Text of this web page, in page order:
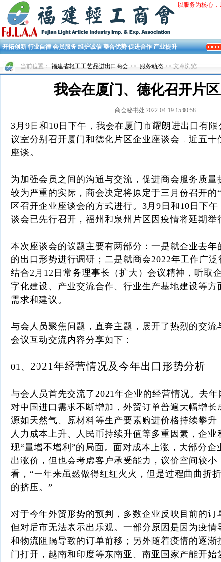
以服务为核心
开拓创新 行业自律 会员服务 维护诚信 整合优势 促进合作 产业提升
当前位置： 福建省轻工工艺品进出口商会 >> 服务动态 >> 文章浏览
我会在厦门、德化召开片
商会秘书处 2022-04-19 15:00:58
3月9日和10日下午，我会在厦门市耀朗进出口有
议室分别召开厦门和德化片区企业座谈会，近五十
座谈。
为加强会员之间的沟通与交流，促进商会服务质量
较为严重的实际，商会决定将原定于三月份召开的
区召开企业座谈会的方式进行。3月9日和10日下
谈会已先行召开，福州和泉州片区因疫情将延期举
本次座谈会的议题主要有两部分：一是就企业去年
的出口形势进行调研；二是就商会2022年工作广
结合2月12日常务理事长（扩大）会议精神，听取
字化建设、产业交流合作、行业生产基地建设等方
需求和建议。
与会人员聚焦问题，直奔主题，展开了热烈的交流
会议互动交流内容分享如下：
01、 2021年经营情况及今年出口形势分析
与会人员首先交流了2021年企业的经营情况。去
对中国进口需求不断增加，外贸订单普遍大幅增长
源如天然气、原材料等生产要素购进价格持续攀升
人力成本上升、人民币持续升值等多重因素，企业
现“量增不增利”的局面。面对成本上涨，大部分企
出涨价，但也会考虑客户承受能力，议价空间较小
看，“一年来虽然做得红红火火，但是过程曲曲折
的挤压。”
对于今年外贸形势的预判，多数企业反映目前的订
但对后市无法表示出乐观。一部分原因是因为疫情
和物流阻隔导致的订单前移；另外随着疫情的逐渐
门打开，越南和印度等东南亚、南亚国家产能开始